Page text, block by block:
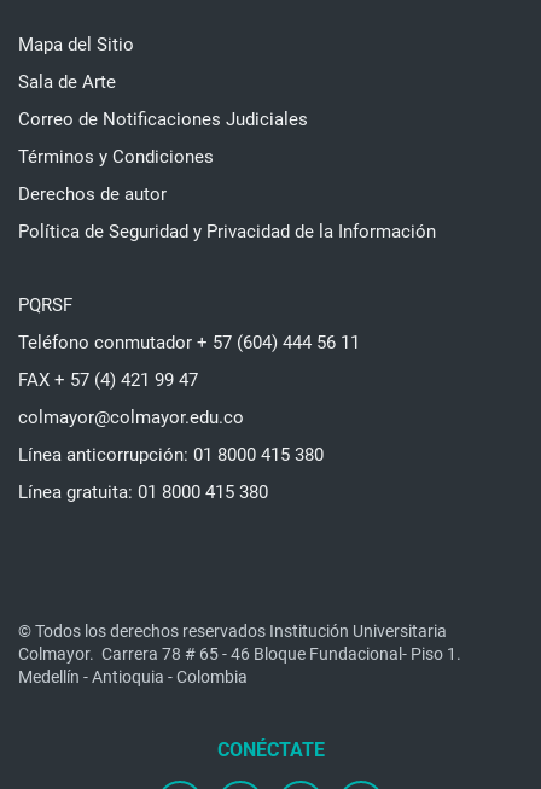
Mapa del Sitio
Sala de Arte
Correo de Notificaciones Judiciales
Términos y Condiciones
Derechos de autor
Política de Seguridad y Privacidad de la Información
PQRSF
Teléfono conmutador + 57 (604) 444 56 11
FAX + 57 (4) 421 99 47
colmayor@colmayor.edu.co
Línea anticorrupción: 01 8000 415 380
Línea gratuita: 01 8000 415 380
© Todos los derechos reservados Institución Universitaria
Colmayor. Carrera 78 # 65 - 46 Bloque Fundacional- Piso 1.
Medellín - Antioquia - Colombia